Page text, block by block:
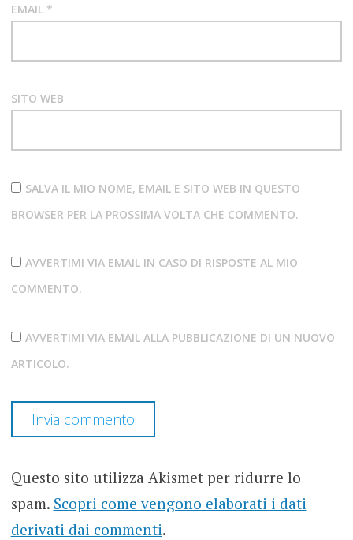
EMAIL *
SITO WEB
SALVA IL MIO NOME, EMAIL E SITO WEB IN QUESTO
BROWSER PER LA PROSSIMA VOLTA CHE COMMENTO.
AVVERTIMI VIA EMAIL IN CASO DI RISPOSTE AL MIO
COMMENTO.
AVVERTIMI VIA EMAIL ALLA PUBBLICAZIONE DI UN NUOVO
ARTICOLO.
Questo sito utilizza Akismet per ridurre lo
spam. Scopri come vengono elaborati i dati
derivati dai commenti.